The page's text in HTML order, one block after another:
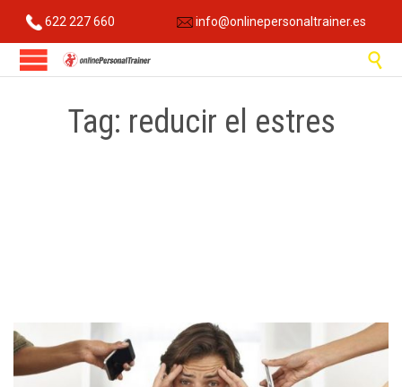
622 227 660 info@onlinepersonaltrainer.es

Tag: reducir el estres